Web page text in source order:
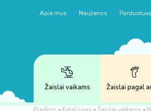
Apie mus Naujienos
Žaislai vaikams Žaislai pagal